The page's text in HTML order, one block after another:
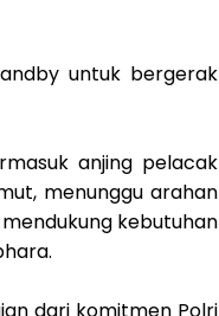
untuk bergerak
anjing pelacak
menunggu arahan
kebutuhan
dari komitmen Polri